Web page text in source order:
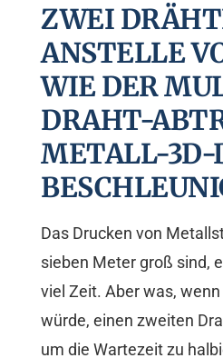
ZWEI
ANSTELLE
WIE DER
DRAHT-
METALL-3D-
Das Drucken von
sieben Meter groß sind,
viel Zeit. Aber was,
würde, einen zweiten
um die Wartezeit zu